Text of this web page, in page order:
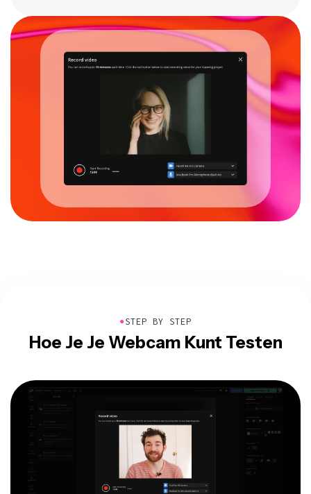
●STEP BY STEP
Hoe Je Je Webcam Kunt Testen